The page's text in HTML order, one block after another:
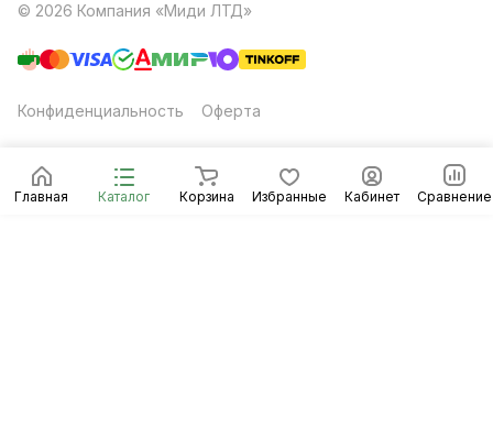
Главная Каталог Корзина Избранные Кабинет Сравнение
© 2026 Компания «Миди ЛТД»
Конфиденциальность Оферта